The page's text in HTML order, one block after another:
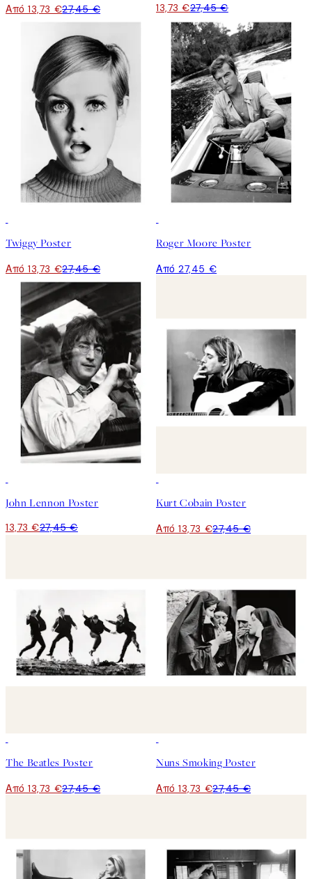
Από 13,73 €27,45 € 13,73 €27,45 €
Twiggy Poster
Από 13,73 €27,45 €
Roger Moore Poster
Από 27,45 €
John Lennon Poster
13,73 €27,45 €
Kurt Cobain Poster
Από 13,73 €27,45 €
The Beatles Poster
Από 13,73 €27,45 €
Nuns Smoking Poster
Από 13,73 €27,45 €